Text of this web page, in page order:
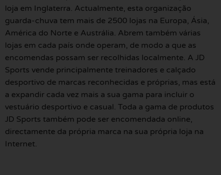
loja em Inglaterra. Actualmente, esta organização
guarda-chuva tem mais de 2500 lojas na Europa, Ásia,
América do Norte e Austrália. Abrem também várias
lojas em cada país onde operam, de modo a que as
encomendas possam ser recolhidas localmente. A JD
Sports vende principalmente treinadores e calçado
desportivo de marcas reconhecidas e próprias, mas está
a expandir cada vez mais a sua gama para incluir o
vestuário desportivo e casual. Toda a gama de produtos
JD Sports também pode ser encomendada online,
directamente da própria marca na sua própria loja na
Internet.